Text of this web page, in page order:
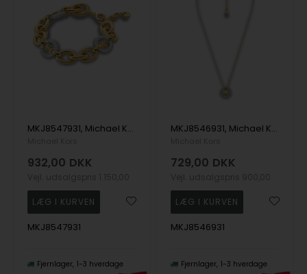
MKJ8547931, Michael Kors Premium Armbånd
932,00 DKK
MKJ8547931
Fjernlager 1-3 hverdage
MKJ8546931, Michael Kors Premium Halskæde
729,00 DKK
MKJ8546931
Fjernlager 1-3 hverdage